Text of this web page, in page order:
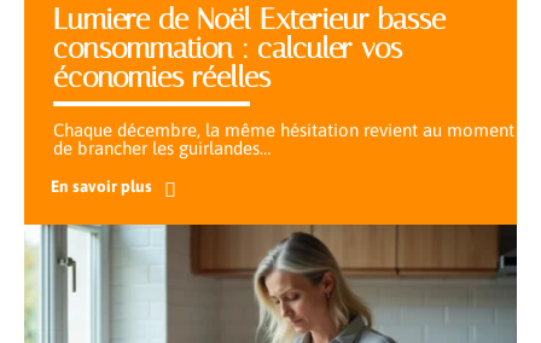
Lumiere de Noël Exterieur basse
consommation : calculer vos
économies réelles
Chaque décembre, la même hésitation revient au moment
de brancher les guirlandes…
En savoir plus